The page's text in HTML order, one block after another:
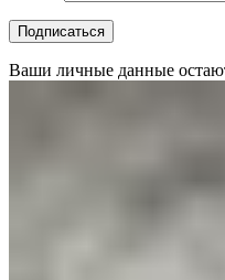
Ваши личные данные